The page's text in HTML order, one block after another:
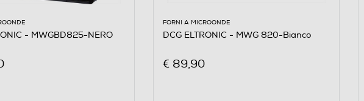
- MWGBD825-NERO
FORNI A MICROONDE
DCG ELTRONIC - MWG 820-Bianco
€ 89,90